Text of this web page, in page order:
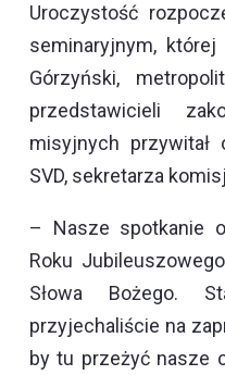
Uroczystość
seminaryjnym,
Górzyński,
przedstawicieli
misyjnych przywitał
SVD, sekretarza
– Nasze spotkanie
Roku
Słowa Bożego.
przyjechaliście na
by tu przeżyć nasze